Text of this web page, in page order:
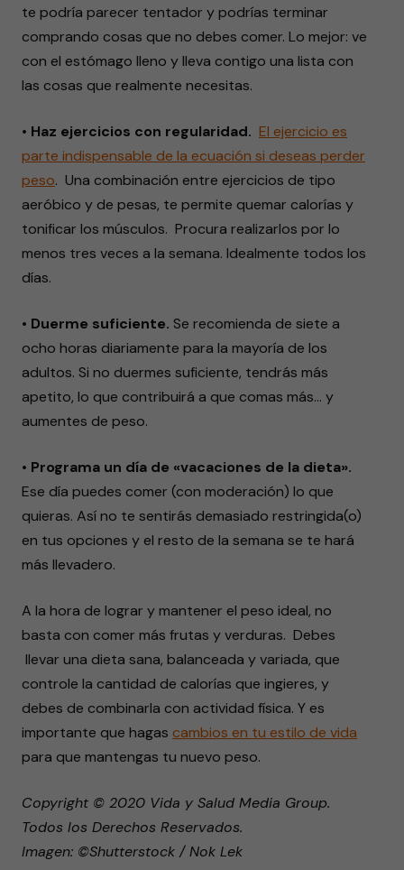
te podría parecer tentador y podrías terminar
comprando cosas que no debes comer. Lo mejor: ve
con el estómago lleno y lleva contigo una lista con
las cosas que realmente necesitas.
• Haz ejercicios con regularidad. El ejercicio es
parte indispensable de la ecuación si deseas perder
peso. Una combinación entre ejercicios de tipo
aeróbico y de pesas, te permite quemar calorías y
tonificar los músculos. Procura realizarlos por lo
menos tres veces a la semana. Idealmente todos los
días.
• Duerme suficiente. Se recomienda de siete a
ocho horas diariamente para la mayoría de los
adultos. Si no duermes suficiente, tendrás más
apetito, lo que contribuirá a que comas más… y
aumentes de peso.
• Programa un día de «vacaciones de la dieta».
Ese día puedes comer (con moderación) lo que
quieras. Así no te sentirás demasiado restringida(o)
en tus opciones y el resto de la semana se te hará
más llevadero.
A la hora de lograr y mantener el peso ideal, no
basta con comer más frutas y verduras. Debes
llevar una dieta sana, balanceada y variada, que
controle la cantidad de calorías que ingieres, y
debes de combinarla con actividad física. Y es
importante que hagas cambios en tu estilo de vida
para que mantengas tu nuevo peso.
Copyright © 2020 Vida y Salud Media Group.
Todos los Derechos Reservados.
Imagen: ©Shutterstock / Nok Lek